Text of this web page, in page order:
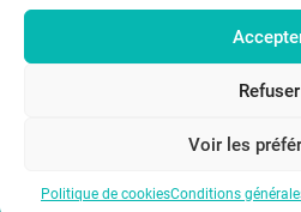
Refuser
Voir les
Politique de cookiesConditions